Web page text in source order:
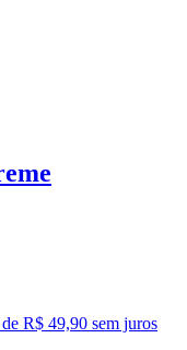
R$ 49,90 sem juros